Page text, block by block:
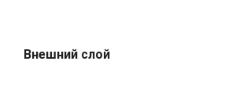
Внешний слой